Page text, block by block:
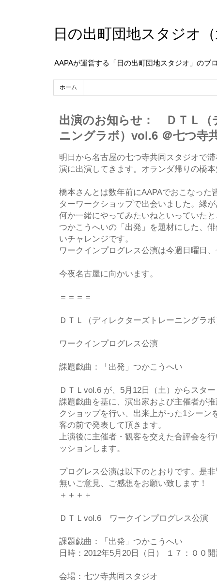
日の出町団地スタジオ
AAPAが運営する「日の出町団地スタジオ」のブ
ホーム
出演のお知らせ： ＤＴＬ（
ニングラボ）vol.6 ＠七つ寺
明日から名古屋の七つ寺共同スタジオで
演に出演してきます。オランダ帰りの橋
橋本さんとは数年前にAAPAでおこなった
ターワークショップで出会いました。縁
何か一緒にやってみたいねといっていた
つかこうへいの「出発」を題材にした、
いチャレンジです。
ワークインプログレス公演は今週日曜日
今夜名古屋に向かいます。
＝＝＝＝
ＤＴＬ（ディレクターズトレーニングラ
ワークインプログレス公演
課題戯曲：「出発」つかこうへい
ＤＴＬvol.6 が、5月12日（土）からスタ
課題戯曲を基に、演出家および主催者が
クショップを行い、出来上がった1シーン
客の前で発表して頂きます。
上演後に主催者・観客を交えた合評会を
ッションします。
プログレス公演は以下のとおりです。是
無いご意見、ご感想をお願い致します！
＋＋＋＋
ＤＴＬvol.6 ワークインプログレス公演
課題戯曲：「出発」つかこうへい
日時：2012年5月20日（日） １７：００
会場：七ツ寺共同スタジオ